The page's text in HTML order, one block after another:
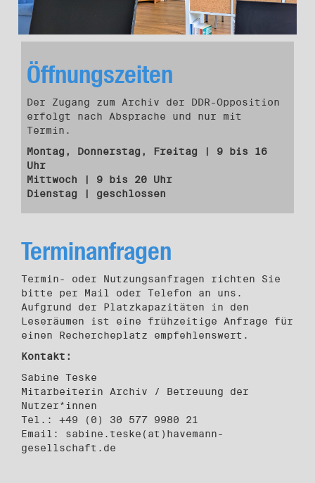
Öffnungszeiten
Der Zugang zum Archiv der DDR-Opposition
erfolgt nach Absprache und nur mit
Termin.
Montag, Donnerstag, Freitag | 9 bis 16
Uhr
Mittwoch | 9 bis 20 Uhr
Dienstag | geschlossen
Terminanfragen
Termin- oder Nutzungsanfragen richten Sie
bitte per Mail oder Telefon an uns.
Aufgrund der Platzkapazitäten in den
Leseräumen ist eine frühzeitige Anfrage für
einen Rechercheplatz empfehlenswert.
Kontakt:
Sabine Teske
Mitarbeiterin Archiv / Betreuung der
Nutzer*innen
Tel.: +49 (0) 30 577 9980 21
Email: sabine.teske(at)havemann-
gesellschaft.de